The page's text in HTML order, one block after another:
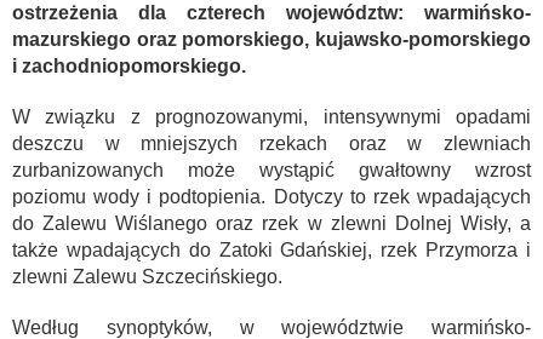
ostrzeżenia dla czterech województw: warmińsko-
mazurskiego oraz pomorskiego, kujawsko-pomorskiego
i zachodniopomorskiego.
W związku z prognozowanymi, intensywnymi opadami
deszczu w mniejszych rzekach oraz w zlewniach
zurbanizowanych może wystąpić gwałtowny wzrost
poziomu wody i podtopienia. Dotyczy to rzek wpadających
do Zalewu Wiślanego oraz rzek w zlewni Dolnej Wisły, a
także wpadających do Zatoki Gdańskiej, rzek Przymorza i
zlewni Zalewu Szczecińskiego.
Według synoptyków, w województwie warmińsko-